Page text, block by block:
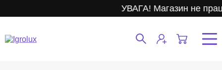
УВАГА! Магазин не